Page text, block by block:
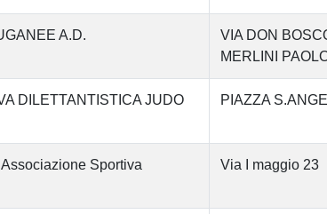
A.D.
VIA DON
MERLINI
DILETTANTISTICA JUDO
PIAZZA
Sportiva
Via I maggio 23